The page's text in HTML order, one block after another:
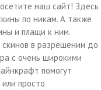
наш сайт! Здесь
по никам. А также
и плащи к ним.
в разрешении до
c очень широкими
помогут
просто